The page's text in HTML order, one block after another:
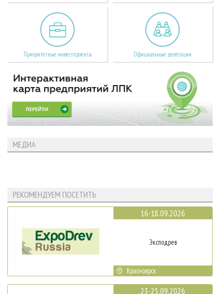
Приоритетные инвестпроекты Официальные делегации
МЕДИА
РЕКОМЕНДУЕМ ПОСЕТИТЬ
16-18.09.2026
Эксподрев
Красноярск
23-25.09.2026